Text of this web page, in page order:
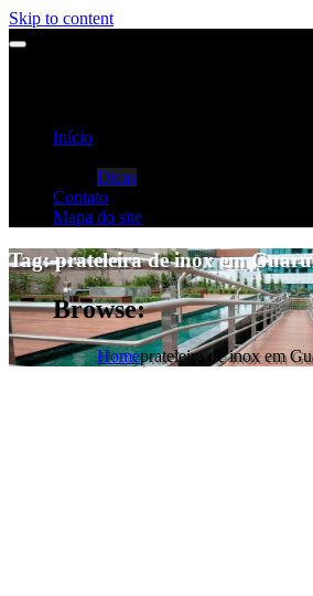
Skip to content
Início
Dicas
Contato
Mapa do site
Tag:prateleira de inox em
Browse:
Homeprateleira de inox em